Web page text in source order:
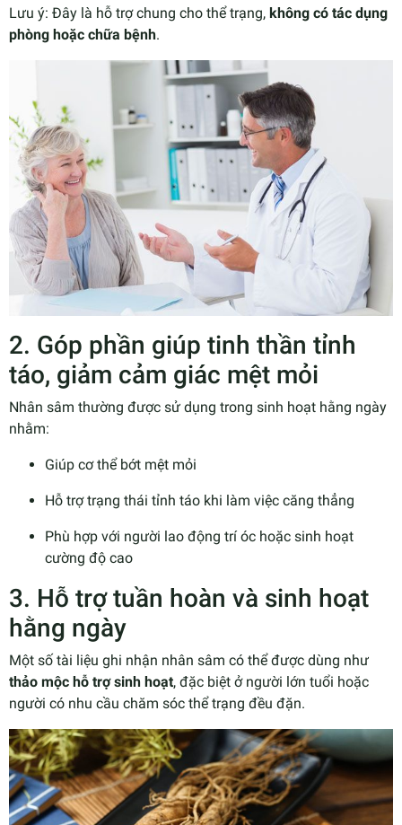
Lưu ý: Đây là hỗ trợ chung cho thể trạng, không có tác dụng
phòng hoặc chữa bệnh.
2. Góp phần giúp tinh thần tỉnh
táo, giảm cảm giác mệt mỏi
Nhân sâm thường được sử dụng trong sinh hoạt hằng ngày
nhằm:
Giúp cơ thể bớt mệt mỏi
Hỗ trợ trạng thái tỉnh táo khi làm việc căng thẳng
Phù hợp với người lao động trí óc hoặc sinh hoạt
cường độ cao
3. Hỗ trợ tuần hoàn và sinh hoạt
hằng ngày
Một số tài liệu ghi nhận nhân sâm có thể được dùng như
thảo mộc hỗ trợ sinh hoạt, đặc biệt ở người lớn tuổi hoặc
người có nhu cầu chăm sóc thể trạng đều đặn.